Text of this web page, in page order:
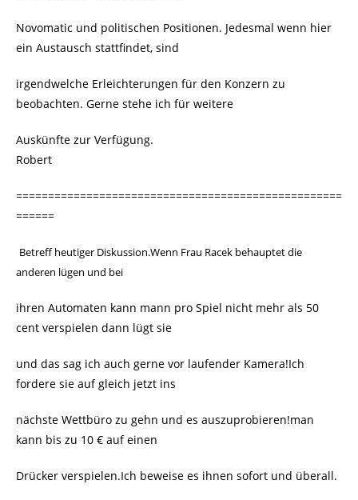
Novomatic und politischen Positionen. Jedesmal wenn hier
ein Austausch stattfindet, sind
irgendwelche Erleichterungen für den Konzern zu
beobachten. Gerne stehe ich für weitere
Auskünfte zur Verfügung.
Robert
===================================================
======
Betreff heutiger Diskussion.Wenn Frau Racek behauptet die
anderen lügen und bei
ihren Automaten kann mann pro Spiel nicht mehr als 50
cent verspielen dann lügt sie
und das sag ich auch gerne vor laufender Kamera!Ich
fordere sie auf gleich jetzt ins
nächste Wettbüro zu gehn und es auszuprobieren!man
kann bis zu 10 € auf einen
Drücker verspielen.Ich beweise es ihnen sofort und überall.